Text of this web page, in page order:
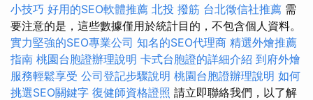
小技巧 好用的SEO軟體推薦 北投 撥筋 台北徵信社推薦 需
要注意的是，這些數據僅用於統計目的，不包含個人資料。
實力堅強的SEO專業公司 知名的SEO代理商 精選外燴推薦
指南 桃園台胞證辦理說明 卡式台胞證的詳細介紹 到府外燴
服務輕鬆享受 公司登記步驟說明 桃園台胞證辦理說明 如何
挑選SEO關鍵字 復健師資格證照 請立即聯絡我們，以了解